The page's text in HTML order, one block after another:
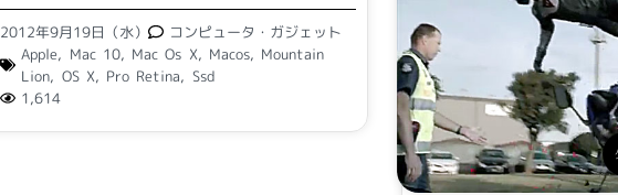
2012年9月19日（水）
コンピュータ・ガジェット
Apple, Mac 10, Mac Os X, Macos, Mountain
Lion, OS X, Pro Retina, Ssd
1,614